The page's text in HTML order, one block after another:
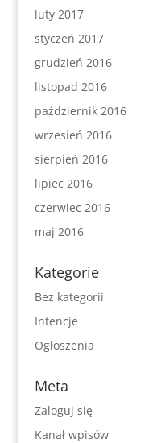
luty 2017
styczeń 2017
grudzień 2016
listopad 2016
październik 2016
wrzesień 2016
sierpień 2016
lipiec 2016
czerwiec 2016
maj 2016
Kategorie
Bez kategorii
Intencje
Ogłoszenia
Meta
Zaloguj się
Kanał wpisów